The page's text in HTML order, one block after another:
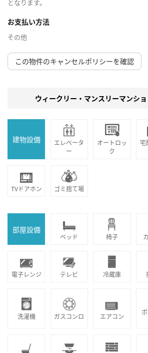
となります。
お支払い方法
その他
この物件のキャンセルポリシーを確認
ウィークリー・マンスリーマンシ
建物設備
エレベータ
ー
オートロッ
ク
宅
TVドアホン ゴミ捨て場
部屋設備
ベッド 椅子
電子レンジ テレビ 冷蔵庫
洗濯機 ガスコンロ エアコン